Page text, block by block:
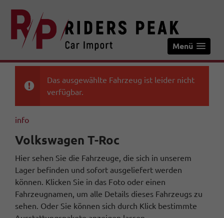
Menü
Das ausgewählte Fahrzeug ist leider nicht
verfügbar.
info
Volkswagen T-Roc
Hier sehen Sie die Fahrzeuge, die sich in unserem
Lager befinden und sofort ausgeliefert werden
können. Klicken Sie in das Foto oder einen
Fahrzeugnamen, um alle Details dieses Fahrzeugs zu
sehen. Oder Sie können sich durch Klick bestimmte